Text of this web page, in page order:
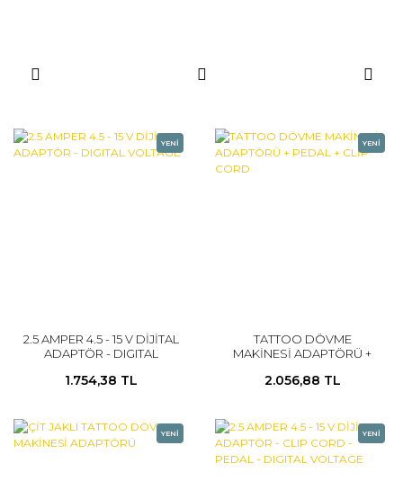
YENİ
2.5 AMPER 4.5 - 15 V DİJİTAL
ADAPTÖR - DIGITAL
1.754,38 TL
YENİ
TATTOO DÖVME
MAKİNESİ ADAPTÖRÜ +
2.056,88 TL
YENİ YENİ